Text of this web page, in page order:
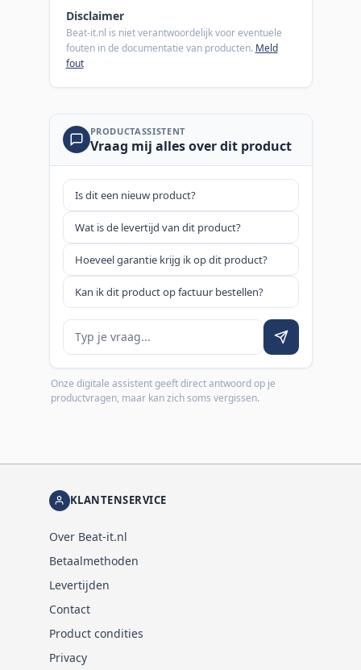
Disclaimer
Beat-it.nl is niet verantwoordelijk voor eventuele
fouten in de documentatie van producten. Meld
fout
PRODUCTASSISTENT
Vraag mij alles over dit product
Is dit een nieuw product?
Wat is de levertijd van dit product?
Hoeveel garantie krijg ik op dit product?
Kan ik dit product op factuur bestellen?
Je vraag
Onze digitale assistent geeft direct antwoord op je
productvragen, maar kan zich soms vergissen.
KLANTENSERVICE
Over Beat-it.nl
Betaalmethoden
Levertijden
Contact
Product condities
Privacy